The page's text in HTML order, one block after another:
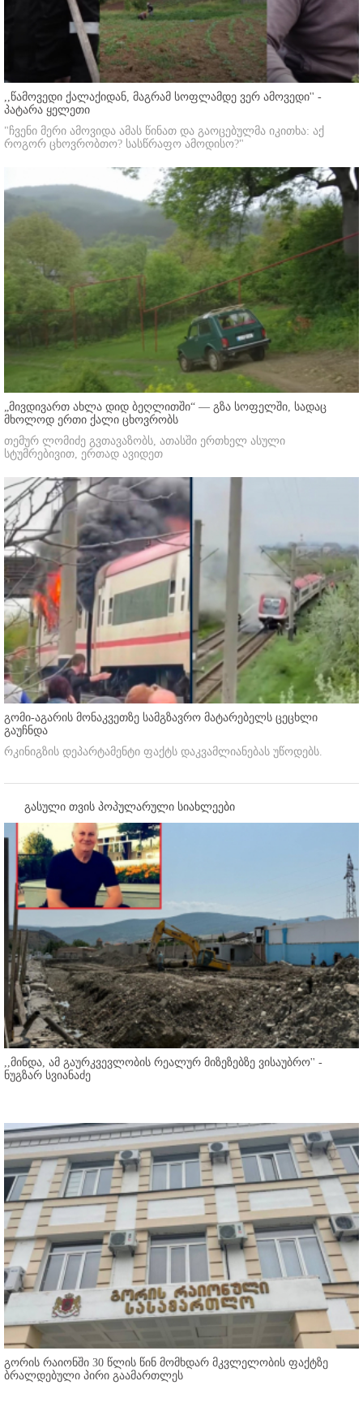
,,წამოვედი ქალაქიდან, მაგრამ სოფლამდე ვერ ამოვედი'' -
პატარა ყელეთი
"ჩვენი მერი ამოვიდა ამას წინათ და გაოცებულმა იკითხა: აქ
როგორ ცხოვრობთო? სასწრაფო ამოდისო?"
„მივდივართ ახლა დიდ ბეღლითში“ — გზა სოფელში, სადაც
მხოლოდ ერთი ქალი ცხოვრობს
თემურ ლომიძე გვთავაზობს, ათასში ერთხელ ასული
სტუმრებივით, ერთად ავიდეთ
გომი-აგარის მონაკვეთზე სამგზავრო მატარებელს ცეცხლი
გაუჩნდა
რკინიგზის დეპარტამენტი ფაქტს დაკვამლიანებას უწოდებს.
გასული თვის პოპულარული სიახლეები
,,მინდა, ამ გაურკვევლობის რეალურ მიზეზებზე ვისაუბრო'' -
ნუგზარ სვიანაძე
გორის რაიონში 30 წლის წინ მომხდარ მკვლელობის ფაქტზე
ბრალდებული პირი გაამართლეს